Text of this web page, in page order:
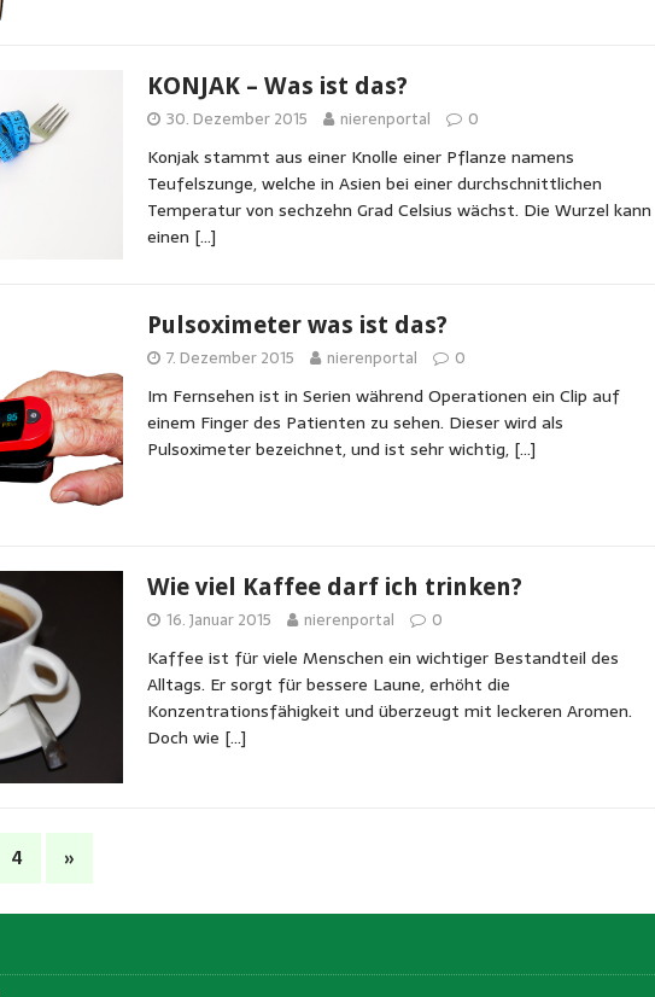
KONJAK – Was ist das?
30. Dezember 2015 nierenportal 0
Konjak stammt aus einer Knolle einer Pflanze namens
Teufelszunge, welche in Asien bei einer durchschnittlichen
Temperatur von sechzehn Grad Celsius wächst. Die Wurzel kann
einen […]
Pulsoximeter was ist das?
7. Dezember 2015 nierenportal 0
Im Fernsehen ist in Serien während Operationen ein Clip auf
einem Finger des Patienten zu sehen. Dieser wird als
Pulsoximeter bezeichnet, und ist sehr wichtig, […]
Wie viel Kaffee darf ich trinken?
16. Januar 2015 nierenportal 0
Kaffee ist für viele Menschen ein wichtiger Bestandteil des
Alltags. Er sorgt für bessere Laune, erhöht die
Konzentrationsfähigkeit und überzeugt mit leckeren Aromen.
Doch wie […]
4 »